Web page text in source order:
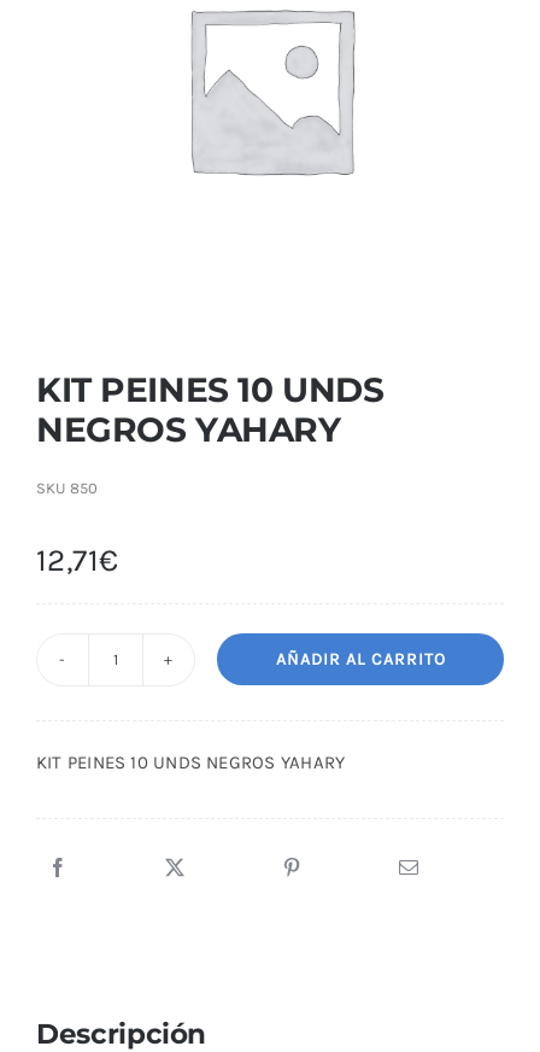
KIT PEINES 10 UNDS
NEGROS YAHARY
SKU 850
12,71€
UNDS
cantidad
AÑADIR AL CARRITO
KIT PEINES 10 UNDS NEGROS YAHARY
Descripción